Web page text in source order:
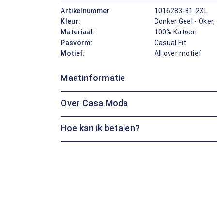
Artikelnummer
1016283-81-2XL
Kleur:
Donker Geel - Oker,
Materiaal:
100% Katoen
Pasvorm:
Casual Fit
Motief:
All over motief
Maatinformatie
Over Casa Moda
Hoe kan ik betalen?